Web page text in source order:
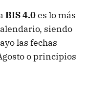
BIS4.0es lo más
siendo
las fechas
o principios